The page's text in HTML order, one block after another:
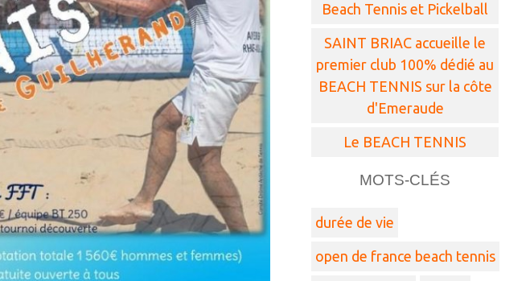
Beach Tennis et Pickelball
SAINT BRIAC accueille le
premier club 100% dédié au
BEACH TENNIS sur la côte
d'Emeraude
Le BEACH TENNIS
MOTS-CLÉS
durée de vie
open de france beach tennis